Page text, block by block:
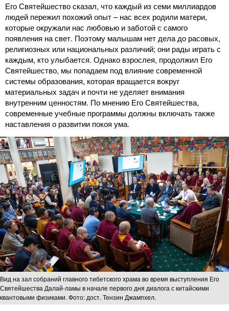
Его Святейшество сказал, что каждый из семи миллиардов
людей пережил похожий опыт – нас всех родили матери,
которые окружали нас любовью и заботой с самого
появления на свет. Поэтому малышам нет дела до расовых,
религиозных или национальных различий; они рады играть с
каждым, кто улыбается. Однако взрослея, продолжил Его
Святейшество, мы попадаем под влияние современной
системы образования, которая вращается вокруг
материальных задач и почти не уделяет внимания
внутренним ценностям. По мнению Его Святейшества,
современные учебные программы должны включать также
наставления о развитии покоя ума.
Вид на зал собраний главного тибетского храма во время выступления Его
Святейшества Далай-ламы в начале первого дня диалога с китайскими
квантовыми физиками. Фото: дост. Тензин Джампхел.